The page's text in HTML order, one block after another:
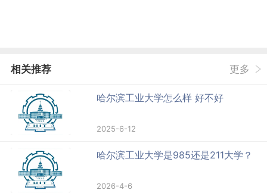
相关推荐 更多
哈尔滨工业大学怎么样 好不好
2025-6-12
哈尔滨工业大学是985还是211大学？
2026-4-6